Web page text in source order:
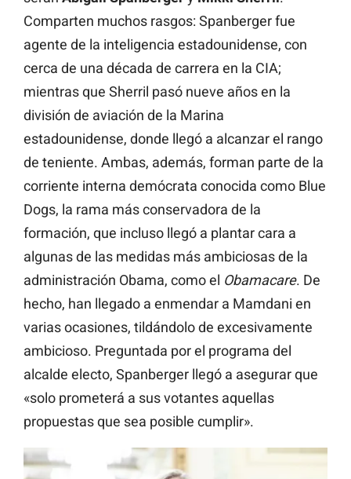
Comparten muchos rasgos: Spanberger fue
agente de la inteligencia estadounidense, con
cerca de una década de carrera en la CIA;
mientras que Sherril pasó nueve años en la
división de aviación de la Marina
estadounidense, donde llegó a alcanzar el rango
de teniente. Ambas, además, forman parte de la
corriente interna demócrata conocida como Blue
Dogs, la rama más conservadora de la
formación, que incluso llegó a plantar cara a
algunas de las medidas más ambiciosas de la
administración Obama, como el Obamacare. De
hecho, han llegado a enmendar a Mamdani en
varias ocasiones, tildándolo de excesivamente
ambicioso. Preguntada por el programa del
alcalde electo, Spanberger llegó a asegurar que
«solo prometerá a sus votantes aquellas
propuestas que sea posible cumplir».